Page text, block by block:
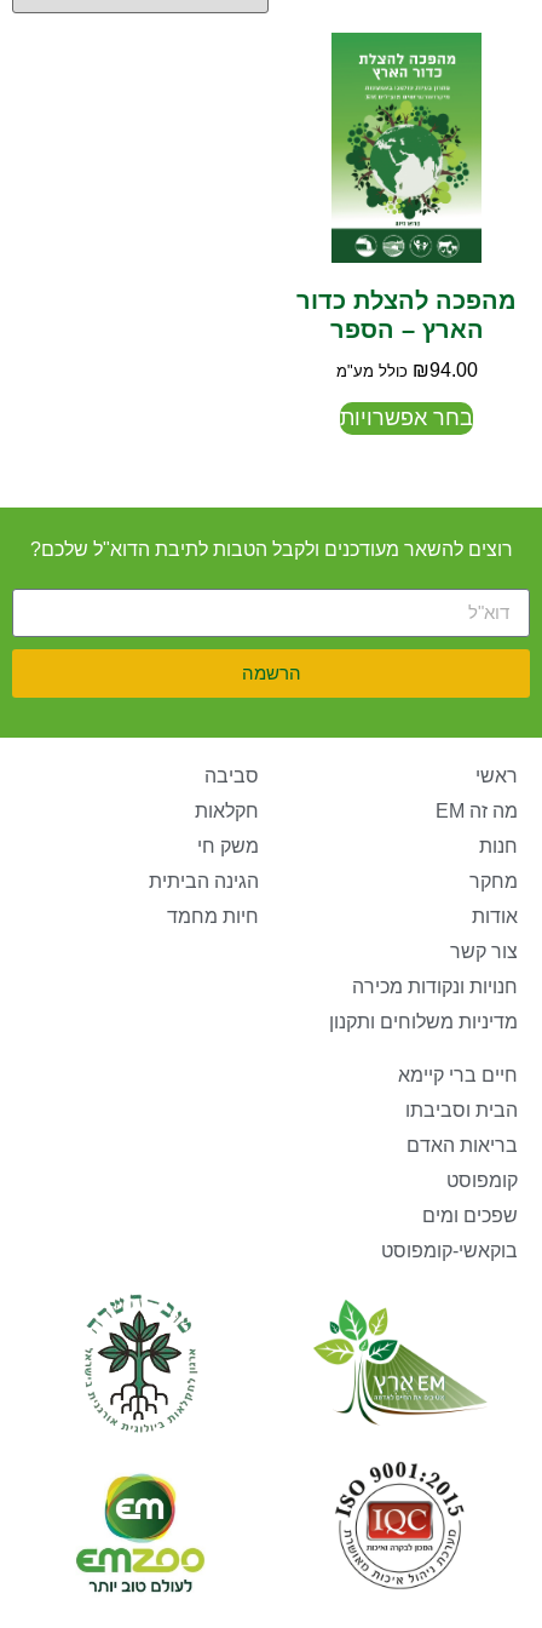
מהפכה להצלת כדור
הארץ – הספר
₪94.00 כולל מע"מ
בחר אפשרויות
רוצים להשאר מעודכנים ולקבל הטבות לתיבת הדוא"ל שלכם?
הרשמה
ראשי
מה זה EM
חנות
מחקר
אודות
צור קשר
חנויות ונקודות מכירה
מדיניות משלוחים ותקנון
סביבה
חקלאות
משק חי
הגינה הביתית
חיות מחמד
חיים ברי קיימא
הבית וסביבתו
בריאות האדם
קומפוסט
שפכים ומים
בוקאשי-קומפוסט